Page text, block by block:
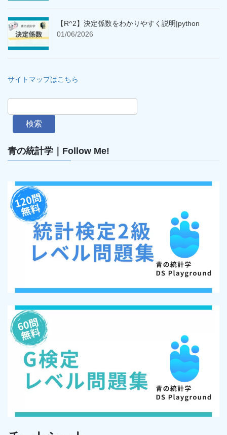
【R^2】決定係数をわかりやすく説明|python
01/06/2026
サイトマップはこちら
検索
青の統計学｜Follow Me!